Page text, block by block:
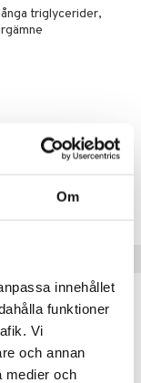
Om
innehållet
funktioner
Vi
och annan
medier och
triglycerider,